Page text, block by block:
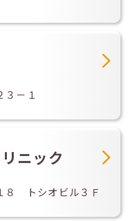
３－１
ニック
８ トシオビル３Ｆ